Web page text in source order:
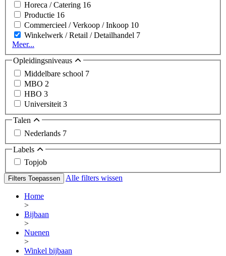
Horeca / Catering 16
Productie 16
Commercieel / Verkoop / Inkoop 10
Winkelwerk / Retail / Detailhandel 7
Meer...
Opleidingsniveaus
Middelbare school 7
MBO 2
HBO 3
Universiteit 3
Talen
Nederlands 7
Labels
Topjob
Filters Toepassen Alle filters wissen
Home
>
Bijbaan
>
Nuenen
>
Winkel bijbaan